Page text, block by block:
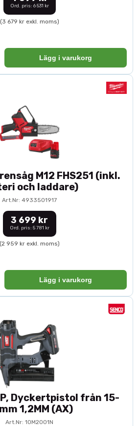
Ord. pris: 6 531 kr
(3 679 kr exkl. moms)
Lägg i varukorg
M12 FHS251 (inkl.
och laddare)
Art.Nr: 4933501917
3 699 kr
Ord. pris: 5 781 kr
(2 959 kr exkl. moms)
Lägg i varukorg
Dyckertpistol från 15-
1,2MM (AX)
Art.Nr: 10M2001N